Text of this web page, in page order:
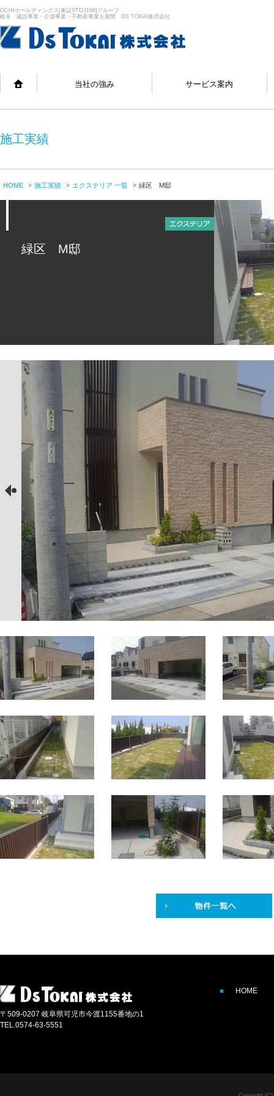
OCHIホールディングス[東証STD3166]グループ
岐阜 建設事業・介護事業・不動産事業を展開 DS TOKAI株式会社
当社の強み サービス案内
施工実績
HOME 施工実績 エクステリア 一覧 緑区 M邸
緑区 M邸
〒509-0207 岐阜県可児市今渡1155番地の1
TEL.0574-63-5551
HOME